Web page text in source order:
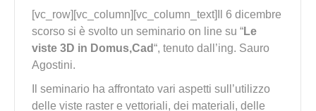
[vc_row][vc_column][vc_column_text]Il 6 dicembre
scorso si è svolto un seminario on line su “Le
viste 3D in Domus,Cad“, tenuto dall’ing. Sauro
Agostini.
Il seminario ha affrontato vari aspetti sull’utilizzo
delle viste raster e vettoriali, dei materiali, delle